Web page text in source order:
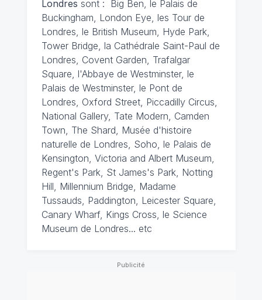
Londres sont : Big Ben, le Palais de
Buckingham, London Eye, les Tour de
Londres, le British Museum, Hyde Park,
Tower Bridge, la Cathédrale Saint-Paul de
Londres, Covent Garden, Trafalgar
Square, l'Abbaye de Westminster, le
Palais de Westminster, le Pont de
Londres, Oxford Street, Piccadilly Circus,
National Gallery, Tate Modern, Camden
Town, The Shard, Musée d'histoire
naturelle de Londres, Soho, le Palais de
Kensington, Victoria and Albert Museum,
Regent's Park, St James's Park, Notting
Hill, Millennium Bridge, Madame
Tussauds, Paddington, Leicester Square,
Canary Wharf, Kings Cross, le Science
Museum de Londres... etc